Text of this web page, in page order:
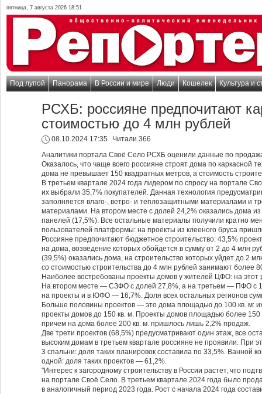
пятница, 7 августа 2026 18:51
Под лупой Панорама В России и мире Люди Кошелек Культура и
РСХБ: россияне предпочитают
стоимостью до 4 млн рублей
08.10.2024 17:35
Читали 366
Аналитики портала Своё Село РСХБ оценили данные по
Оказалось, что чаще всего россияне строят дома по каркасной
дома не превышает 150 квадратных метров, а стоимость
В третьем квартале 2024 года лидером по спросу на портале
их выбрали 35,7% покупателей. Данная технология
заполняется влаго-, ветро- и теплозащитными материалами и
материалами. На втором месте с долей 24,2% оказались дома
панелей (17,5%). Все остальные материалы получили кратно
пользователей платформы: на проекты из клееного бруса
Россияне предпочитают бюджетное строительство: 43,5%
на дома, возведение которых обойдется в сумму от 2 до 4 млн
(39,5%) оказались дома, на строительство которых уйдет до 2
со стоимостью строительства до 4 млн рублей занимают более
Наиболее востребованы проекты домов у жителей ЦФО: на этот
На втором месте — СЗФО с долей 27,8%, а на третьем — ПФО с
на проекты и в ЮФО — 16,7%. Доля всех остальных регионов
Больше половины проектов — это дома площадью до 100 кв. м:
проекты домов до 150 кв. м. Проекты домов площадью более 150
причем на дома более 200 кв. м. пришлось лишь 2,2% продаж.
Две трети проектов (68,5%) предусматривают один этаж, все
высоким домам в третьем квартале россияне не проявили. При
3 спальни: доля таких планировок составила по 33,5%. Ванной
одной: доля таких проектов — 61,2%.
"Интерес к загородному строительству в России растет, что
на портале Своё Село. В третьем квартале 2024 года было
в аналогичный период 2023 года. Рост с начала 2024 года